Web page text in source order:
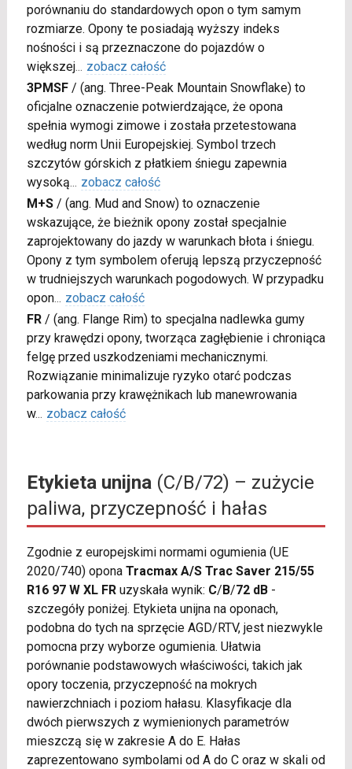
porównaniu do standardowych opon o tym samym
rozmiarze. Opony te posiadają wyższy indeks
nośności i są przeznaczone do pojazdów o
większej... zobacz całość
3PMSF/ (ang. Three-Peak Mountain Snowflake) to
oficjalne oznaczenie potwierdzające, że opona
spełnia wymogi zimowe i została przetestowana
według norm Unii Europejskiej. Symbol trzech
szczytów górskich z płatkiem śniegu zapewnia
wysoką... zobacz całość
M+S/ (ang. Mud and Snow) to oznaczenie
wskazujące, że bieżnik opony został specjalnie
zaprojektowany do jazdy w warunkach błota i śniegu.
Opony z tym symbolem oferują lepszą przyczepność
w trudniejszych warunkach pogodowych. W przypadku
opon... zobacz całość
FR/ (ang. Flange Rim) to specjalna nadlewka gumy
przy krawędzi opony, tworząca zagłębienie i chroniąca
felgę przed uszkodzeniami mechanicznymi.
Rozwiązanie minimalizuje ryzyko otarć podczas
parkowania przy krawężnikach lub manewrowania
w... zobacz całość
Etykieta unijna(C/B/72) – zużycie
paliwa, przyczepność i hałas
Zgodnie z europejskimi normami ogumienia (UE
2020/740) opona Tracmax A/S Trac Saver 215/55
R16 97 W XL FRuzyskała wynik: C/B/72 dB-
szczegóły poniżej. Etykieta unijna na oponach,
podobna do tych na sprzęcie AGD/RTV, jest niezwykle
pomocna przy wyborze ogumienia. Ułatwia
porównanie podstawowych właściwości, takich jak
opory toczenia, przyczepność na mokrych
nawierzchniach i poziom hałasu. Klasyfikacje dla
dwóch pierwszych z wymienionych parametrów
mieszczą się w zakresie A do E. Hałas
zaprezentowano symbolami od A do C oraz w skali od